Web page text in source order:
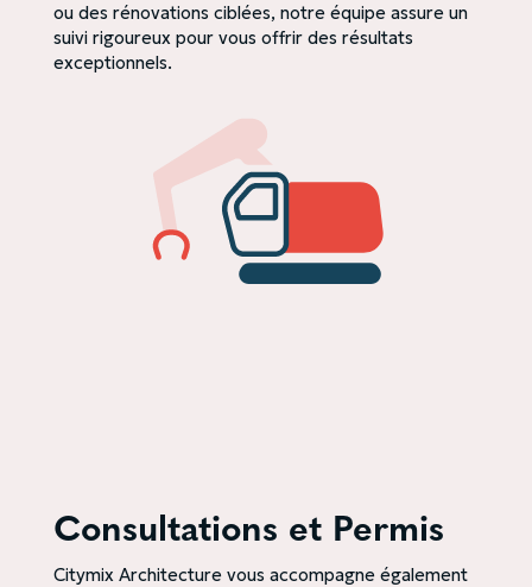
ou des rénovations ciblées, notre équipe assure un
suivi rigoureux pour vous offrir des résultats
exceptionnels.
Consultations et Permis
Citymix Architecture vous accompagne également